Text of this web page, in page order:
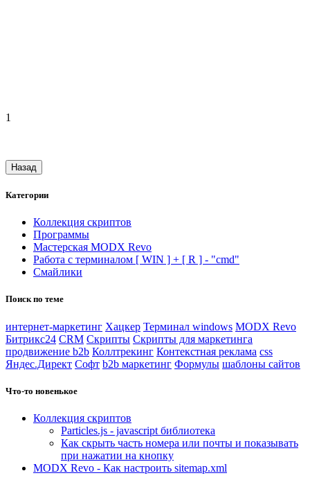
1
Назад
Категории
Коллекция скриптов
Программы
Мастерская MODX Revo
Работа с терминалом [ WIN ] + [ R ] - "cmd"
Смайлики
Поиск по теме
интернет-маркетинг Хацкер Терминал windows MODX Revo
Битрикс24 CRM Скрипты Скрипты для маркетинга
продвижение b2b Коллтрекинг Контекстная реклама css
Яндес.Директ Софт b2b маркетинг Формулы шаблоны сайтов
Что-то новенькое
Коллекция скриптов
Particles.js - javascript библиотека
Как скрыть часть номера или почты и показывать
при нажатии на кнопку
MODX Revo - Как настроить sitemap.xml